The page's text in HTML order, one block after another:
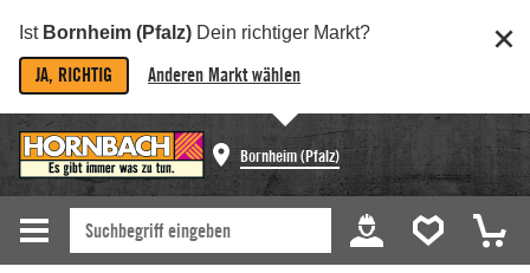
Ist Bornheim (Pfalz) Dein richtiger Markt?
JA, RICHTIG Anderen Markt wählen
Bornheim (Pfalz)